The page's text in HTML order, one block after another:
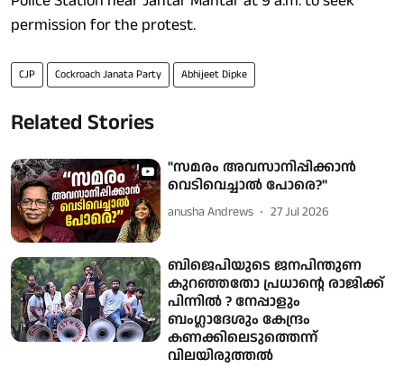
permission for the protest.
CJP Cockroach Janata Party Abhijeet Dipke
Related Stories
"സമരം അവസാനിപ്പിക്കാൻ
വെടിവെച്ചാൽ പോരെ?"
anusha Andrews 27 Jul 2026
ബിജെപിയുടെ ജനപിന്തുണ
കുറഞ്ഞതോ പ്രധാന്റെ രാജിക്ക്
പിന്നിൽ ? നേപ്പാളും
ബംഗ്ലാദേശും കേന്ദ്രം
കണക്കിലെടുത്തെന്ന്
വിലയിരുത്തൽ